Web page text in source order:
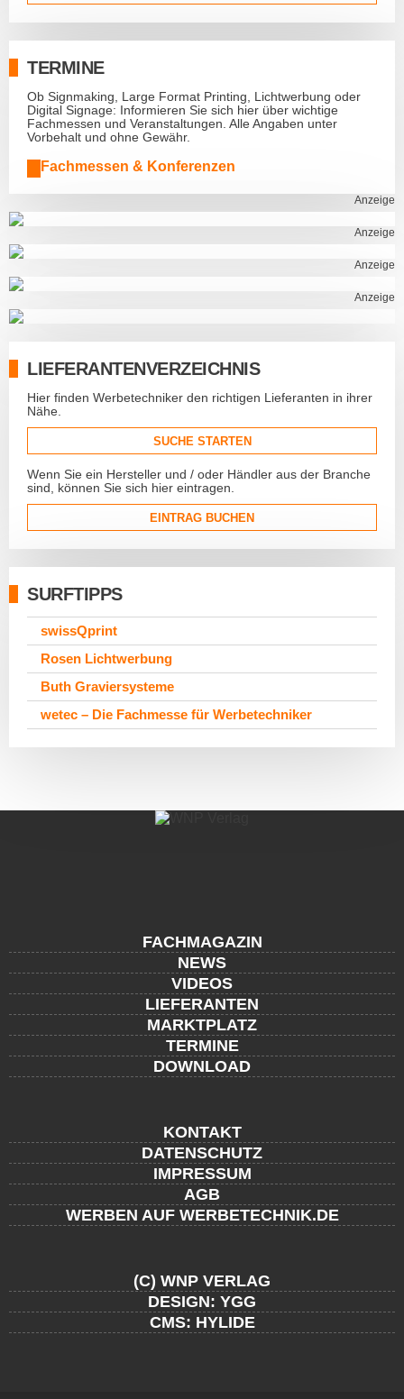
TERMINE
Ob Signmaking, Large Format Printing, Lichtwerbung oder
Digital Signage: Informieren Sie sich hier über wichtige
Fachmessen und Veranstaltungen. Alle Angaben unter
Vorbehalt und ohne Gewähr.
Fachmessen & Konferenzen
Anzeige
Anzeige
Anzeige
Anzeige
LIEFERANTENVERZEICHNIS
Hier finden Werbetechniker den richtigen Lieferanten in ihrer
Nähe.
SUCHE STARTEN
Wenn Sie ein Hersteller und / oder Händler aus der Branche
sind, können Sie sich hier eintragen.
EINTRAG BUCHEN
SURFTIPPS
swissQprint
Rosen Lichtwerbung
Buth Graviersysteme
wetec – Die Fachmesse für Werbetechniker
FACHMAGAZIN
NEWS
VIDEOS
LIEFERANTEN
MARKTPLATZ
TERMINE
DOWNLOAD
KONTAKT
DATENSCHUTZ
IMPRESSUM
AGB
WERBEN AUF WERBETECHNIK.DE
(C) WNP VERLAG
DESIGN: YGG
CMS: HYLIDE